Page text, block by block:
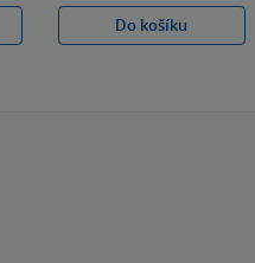
Do košíku